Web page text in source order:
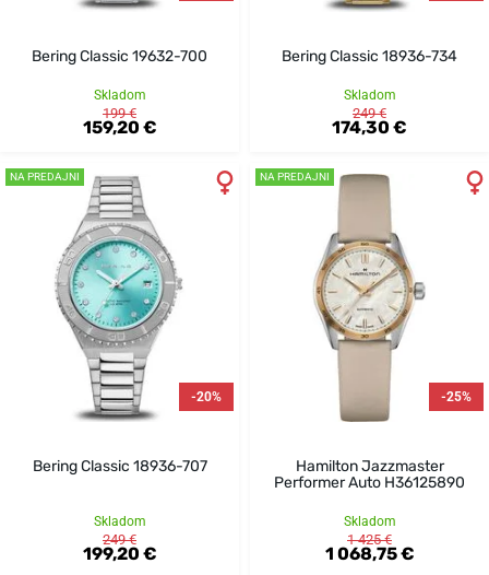
Bering Classic 19632-700
Skladom
199 €
159,20 €
Bering Classic 18936-734
Skladom
249 €
174,30 €
NA PREDAJNI
-20%
Bering Classic 18936-707
Skladom
249 €
199,20 €
NA PREDAJNI
-25%
Hamilton Jazzmaster
Performer Auto H36125890
Skladom
1 425 €
1 068,75 €